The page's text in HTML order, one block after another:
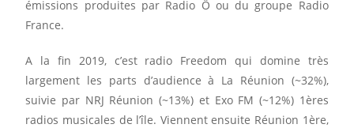
émissions produites par Radio Ô ou du groupe Radio
France.
A la fin 2019, c’est radio Freedom qui domine très
largement les parts d’audience à La Réunion (~32%),
suivie par NRJ Réunion (~13%) et Exo FM (~12%) 1ères
radios musicales de l’île. Viennent ensuite Réunion 1ère,